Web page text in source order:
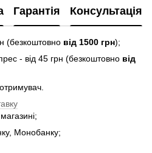
Гарантія Консультація
(безкоштовно від 1500 грн);
- від 45 грн (безкоштовно від
Монобанку;